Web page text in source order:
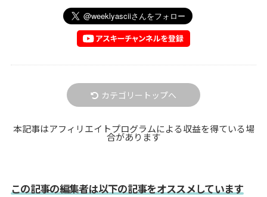
カテゴリートップへ
本記事はアフィリエイトプログラムによる収益を得ている場
合があります
この記事の編集者は以下の記事をオススメしています